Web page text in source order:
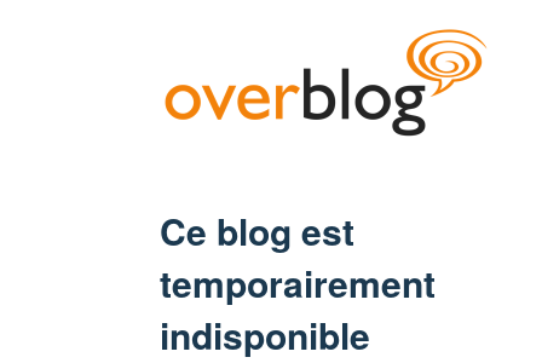
Ce blog est
temporairement
indisponible